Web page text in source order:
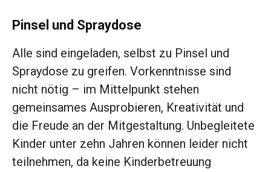
Pinsel und Spraydose
Alle sind eingeladen, selbst zu Pinsel und
Spraydose zu greifen. Vorkenntnisse sind
nicht nötig – im Mittelpunkt stehen
gemeinsames Ausprobieren, Kreativität und
die Freude an der Mitgestaltung. Unbegleitete
Kinder unter zehn Jahren können leider nicht
teilnehmen, da keine Kinderbetreuung